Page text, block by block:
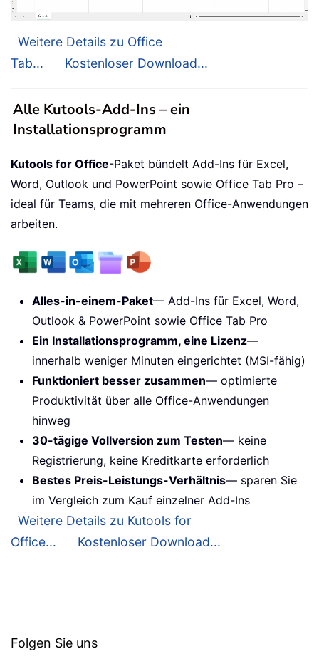
Weitere Details zu Office
Tab...
Kostenloser Download...
Alle Kutools-Add-Ins – ein
Installationsprogramm
Kutools for Office-Paket bündelt Add-Ins für Excel,
Word, Outlook und PowerPoint sowie Office Tab Pro –
ideal für Teams, die mit mehreren Office-Anwendungen
arbeiten.
Alles-in-einem-Paket— Add-Ins für Excel, Word,
Outlook & PowerPoint sowie Office Tab Pro
Ein Installationsprogramm, eine Lizenz—
innerhalb weniger Minuten eingerichtet (MSI-fähig)
Funktioniert besser zusammen— optimierte
Produktivität über alle Office-Anwendungen
hinweg
30-tägige Vollversion zum Testen— keine
Registrierung, keine Kreditkarte erforderlich
Bestes Preis-Leistungs-Verhältnis— sparen Sie
im Vergleich zum Kauf einzelner Add-Ins
Weitere Details zu Kutools for
Office...
Kostenloser Download...
Folgen Sie uns